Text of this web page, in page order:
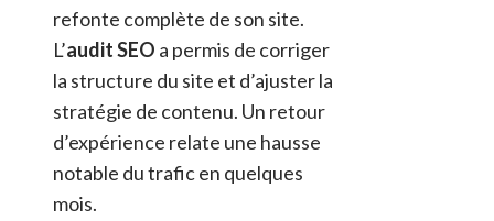
refonte complète de son site.
L’audit SEO a permis de corriger
la structure du site et d’ajuster la
stratégie de contenu. Un retour
d’expérience relate une hausse
notable du trafic en quelques
mois.